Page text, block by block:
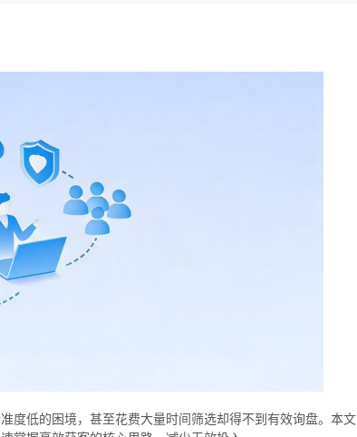
度低的困境，甚至花费大量时间筛选却得不到有效询盘。本文